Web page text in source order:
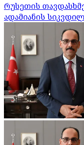
რუსეთის
ადამიანის